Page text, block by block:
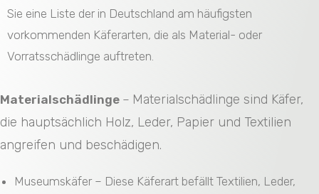
Sie eine Liste der in Deutschland am häufigsten
vorkommenden Käferarten, die als Material- oder
Vorratsschädlinge auftreten.
Materialschädlinge – Materialschädlinge sind Käfer,
die hauptsächlich Holz, Leder, Papier und Textilien
angreifen und beschädigen.
Museumskäfer – Diese Käferart befällt Textilien, Leder,